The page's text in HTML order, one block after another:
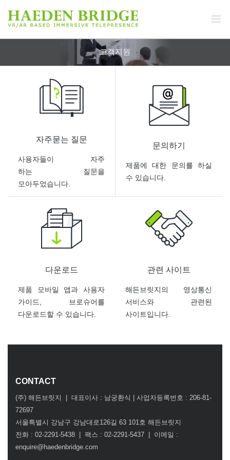
고객지원
자주묻는 질문
사용자들이 자주
하는 질문을
모아두었습니다.
문의하기
제품에 대한 문의를 하실
수 있습니다.
다운로드
제품 모바일 앱과 사용자
가이드, 브로슈어를
다운로드할 수 있습니다.
관련 사이트
해든브릿지의 영상통신
서비스와 관련된
사이트입니다.
CONTACT
(주) 해든브릿지 | 대표이사 : 남궁환식 | 사업자등록번호 : 206-81-
72697
서울특별시 강남구 강남대로126길 63 101호 해든브릿지
전화 : 02-2291-5438 | 팩스 : 02-2291-5437 | 이메일 :
enquire@haedenbridge.com